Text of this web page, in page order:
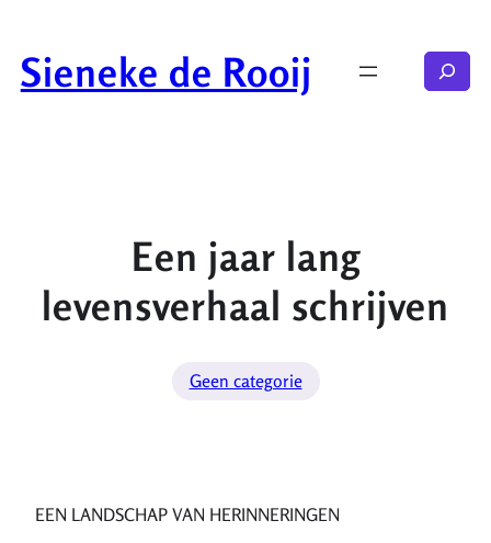
naar
deSieneke de Rooij Zoeken
Een jaar lang
levensverhaal schrijven
Geen categorie
EEN LANDSCHAP VAN HERINNERINGEN